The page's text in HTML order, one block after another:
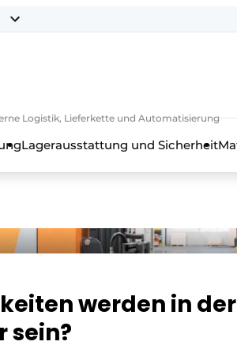
Logistik, Lieferkette und Automatisierung
Lagerausstattung und Sicherheit
werden in
sein?